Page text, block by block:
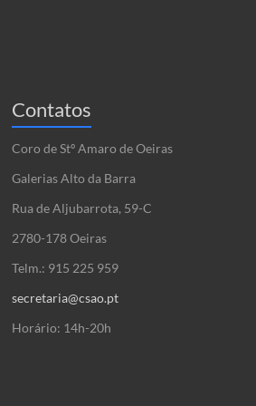
Contatos
Coro de Stº Amaro de Oeiras
Galerias Alto da Barra
Rua de Aljubarrota, 59-C
2780-178 Oeiras
Telm.: 915 225 959
secretaria@csao.pt
Horário: 14h-20h